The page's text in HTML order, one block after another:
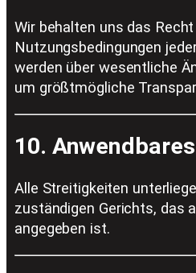
Wir behalten uns das
Nutzungsbedingungen
werden über wesentliche
um größtmögliche
10.
Alle Streitigkeiten
zuständigen Gerichts, das
angegeben ist.